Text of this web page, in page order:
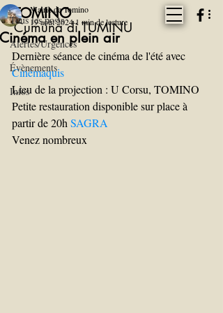
TOMINO
Cumuna di TUMINU
Tous les posts
Alertes/Urgences
Évènements
Infos
Cinéma en plein air
Mairie de Tomino
19 août 20241 min de lecture
Dernière séance de cinéma de l'été avec
Cinémaquis
Lieu de la projection : U Corsu, TOMINO
Petite restauration disponible sur place à
partir de 20h SAGRA
Venez nombreux